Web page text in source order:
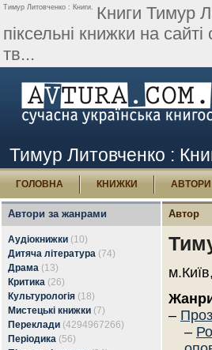
Тимур Литовченко : Книги. Книги Тимур
піксельні книжки на
тв...
Тимур Литовченко :
ГОЛОВНА КНИЖКИ АВТОРИ
Автори за жанрами
Аудіокнижки (10)
Дитяча література (74)
Драма (13)
Критика (26)
Культурологія (18)
Мистецькі книжки (7)
Переклади (4294967266)
Періодика (56)
Автор
–
–